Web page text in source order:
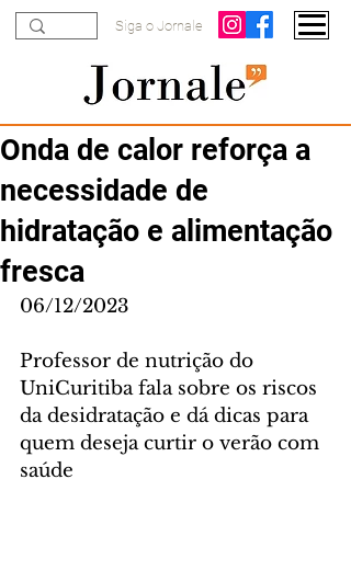
Siga o Jornale
Onda de calor reforça a
necessidade de
hidratação e alimentação
fresca
06/12/2023
Professor de nutrição do
UniCuritiba fala sobre os riscos
da desidratação e dá dicas para
quem deseja curtir o verão com
saúde